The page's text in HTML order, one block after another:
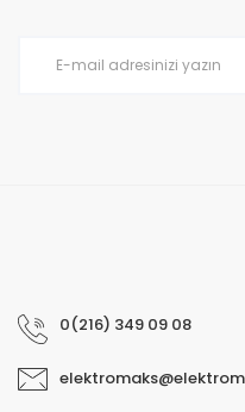
0(216) 349 09 08